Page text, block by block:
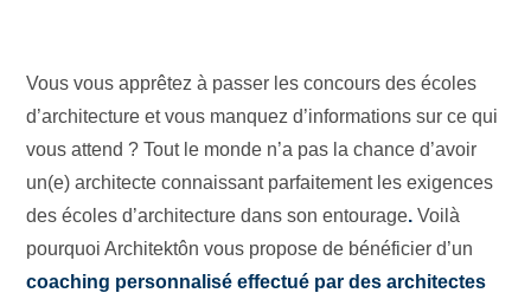
Vous vous apprêtez à passer les concours des écoles
d’architecture et vous manquez d’informations sur ce qui
vous attend ? Tout le monde n’a pas la chance d’avoir
un(e) architecte connaissant parfaitement les exigences
des écoles d’architecture dans son entourage. Voilà
pourquoi Architektôn vous propose de bénéficier d’un
coaching personnalisé effectué par des architectes